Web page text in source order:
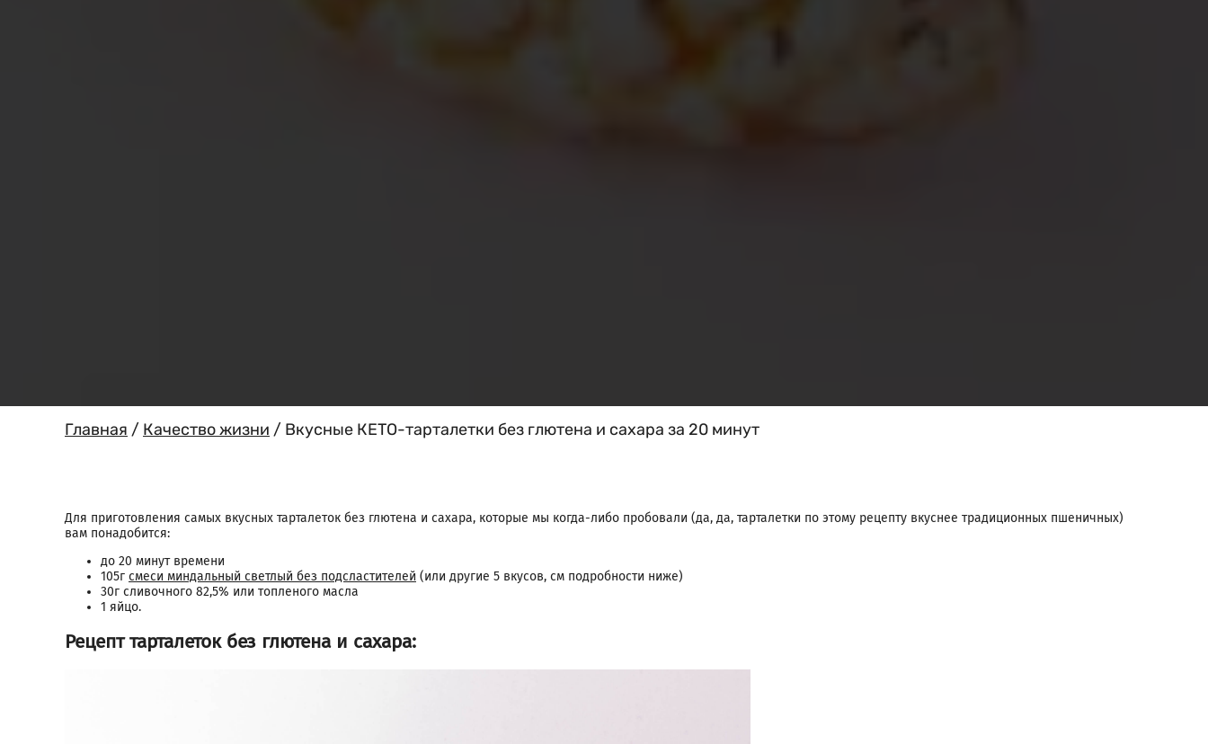
Главная / Качество жизни / Вкусные КЕТО-тарталетки без глютена и сахара за 20 минут
Для приготовления самых вкусных тарталеток без глютена и сахара, которые мы когда-либо пробовали (да, да, тарталетки по этому рецепту вкуснее традиционных пшеничных)
вам понадобится:
до 20 минут времени
105г смеси миндальный светлый без подсластителей (или другие 5 вкусов, см подробности ниже)
30г сливочного 82,5% или топленого масла
1 яйцо.
Рецепт тарталеток без глютена и сахара: